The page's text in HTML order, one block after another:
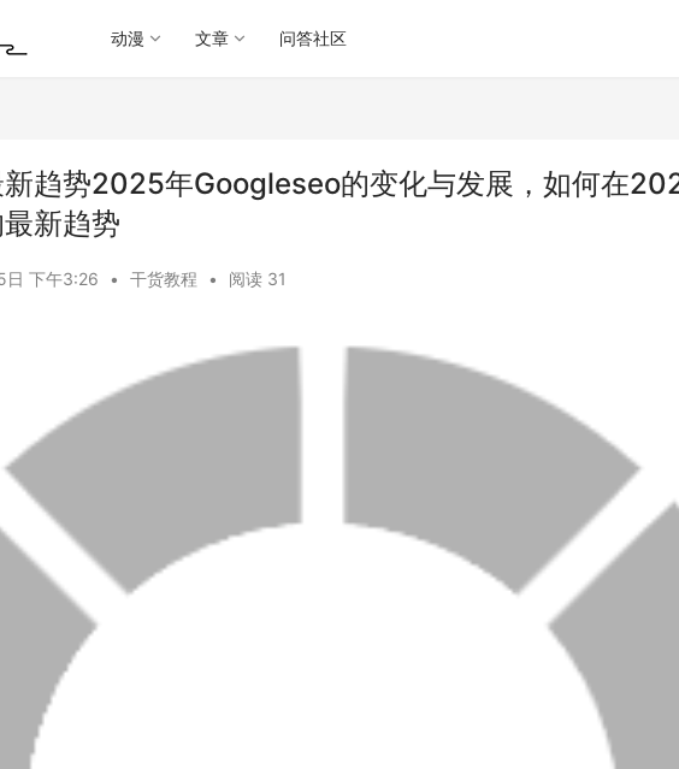
动漫 文章 问答社区
趋势2025年Googleseo的变化与发展，如何在
新趋势
日 下午3:26 • 干货教程 • 阅读 31